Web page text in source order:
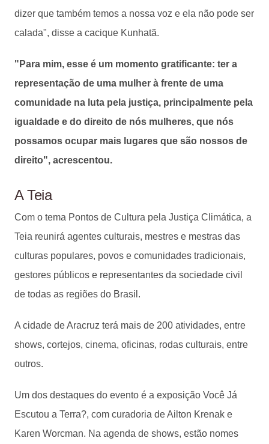
dizer que também temos a nossa voz e ela não pode ser
calada", disse a cacique Kunhatã.
"Para mim, esse é um momento gratificante: ter a
representação de uma mulher à frente de uma
comunidade na luta pela justiça, principalmente pela
igualdade e do direito de nós mulheres, que nós
possamos ocupar mais lugares que são nossos de
direito", acrescentou.
A Teia
Com o tema Pontos de Cultura pela Justiça Climática, a
Teia reunirá agentes culturais, mestres e mestras das
culturas populares, povos e comunidades tradicionais,
gestores públicos e representantes da sociedade civil
de todas as regiões do Brasil.
A cidade de Aracruz terá mais de 200 atividades, entre
shows, cortejos, cinema, oficinas, rodas culturais, entre
outros.
Um dos destaques do evento é a exposição Você Já
Escutou a Terra?, com curadoria de Ailton Krenak e
Karen Worcman. Na agenda de shows, estão nomes